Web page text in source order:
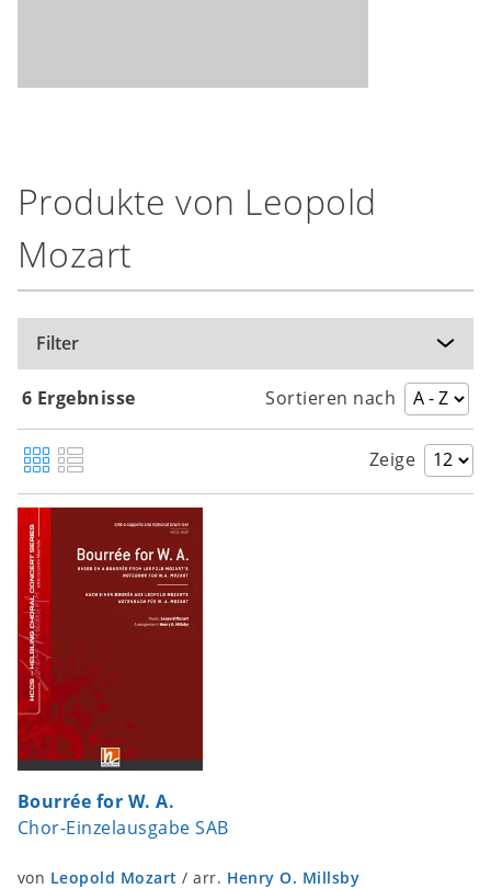
Produkte von Leopold
Mozart
Filter
6 Ergebnisse Sortieren nach
Zeige
Bourrée for W. A.
Chor-Einzelausgabe SAB
von Leopold Mozart /arr. Henry O. Millsby